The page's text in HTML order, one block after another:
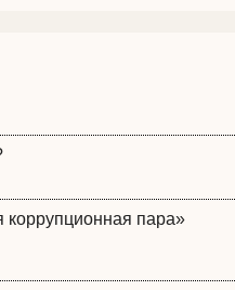
коррупционная пара»